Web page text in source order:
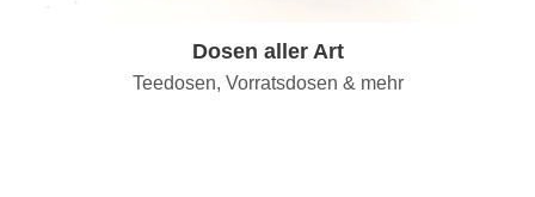
Dosen aller Art
Teedosen, Vorratsdosen & mehr